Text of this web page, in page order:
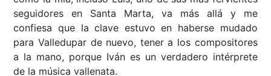
seguidores en Santa Marta, va más allá y me
confiesa que la clave estuvo en haberse mudado
para Valledupar de nuevo, tener a los compositores
a la mano, porque Iván es un verdadero intérprete
de la música vallenata.